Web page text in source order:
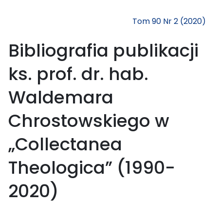
Tom 90 Nr 2 (2020)
Bibliografia publikacji
ks. prof. dr. hab.
Waldemara
Chrostowskiego w
„Collectanea
Theologica” (1990-
2020)